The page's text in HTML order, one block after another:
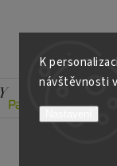
K
návštěvnosti